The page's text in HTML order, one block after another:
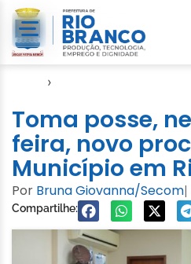
›
Toma posse,
feira, novo
Município em
Por Bruna Giovanna/Secom|
Compartilhe: